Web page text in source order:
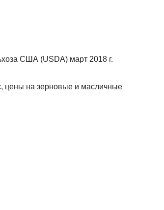
США (USDA) март 2018 г.
цены на зерновые и масличные